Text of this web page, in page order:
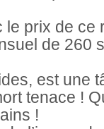
le prix de ce
de 260
est une
tenace !
!